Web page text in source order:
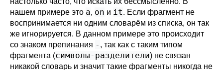
нашем примере это a, on и it. Если фрагмент не
воспринимается ни одним словарём из списка, он так
же игнорируется. В данном примере это происходит
со знаком препинания - , так как с таким типом
фрагмента (символы-разделители) не связан
никакой словарь и значит такие фрагменты никогда не